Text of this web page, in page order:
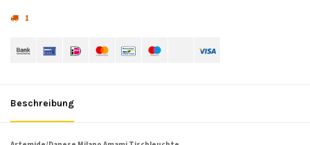
1
Beschreibung